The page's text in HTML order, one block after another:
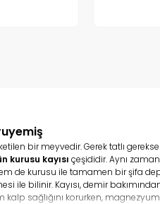
bir meyvedir. Gerek tatlı
kurusu kayısı çeşididir. Aynı
de kurusu ile tamamen bir şifa
ile bilinir. Kayısı, demir
sağlığını korurken, magnezyum